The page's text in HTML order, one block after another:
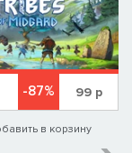
-87% 99р
в корзину